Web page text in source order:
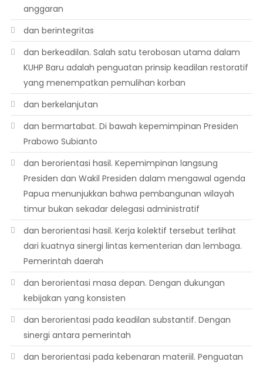
anggaran
dan berintegritas
dan berkeadilan. Salah satu terobosan utama dalam
KUHP Baru adalah penguatan prinsip keadilan restoratif
yang menempatkan pemulihan korban
dan berkelanjutan
dan bermartabat. Di bawah kepemimpinan Presiden
Prabowo Subianto
dan berorientasi hasil. Kepemimpinan langsung
Presiden dan Wakil Presiden dalam mengawal agenda
Papua menunjukkan bahwa pembangunan wilayah
timur bukan sekadar delegasi administratif
dan berorientasi hasil. Kerja kolektif tersebut terlihat
dari kuatnya sinergi lintas kementerian dan lembaga.
Pemerintah daerah
dan berorientasi masa depan. Dengan dukungan
kebijakan yang konsisten
dan berorientasi pada keadilan substantif. Dengan
sinergi antara pemerintah
dan berorientasi pada kebenaran materiil. Penguatan